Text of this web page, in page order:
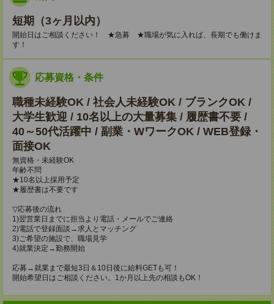
短期（3ヶ月以内）
開始日はご相談ください！ ★急募 ★職場が気に入れば、長期でも働けま
す！
応募資格・条件
職種未経験OK / 社会人未経験OK / ブランクOK /
大学生歓迎 / 10名以上の大量募集 / 履歴書不要 /
40～50代活躍中 / 副業・WワークOK / WEB登録・
面接OK
無資格・未経験OK
年齢不問
★10名以上採用予定
★履歴書は不要です
▽応募後の流れ
1)翌営業日までに担当より電話・メールでご連絡
2)電話で登録面談→求人とマッチング
3)ご希望の施設で、職場見学
4)就業決定→勤務開始
応募→就業まで最短3日＆10日後に給料GETも可！
開始希望日はご相談ください。1か月以上先の相談もOK！